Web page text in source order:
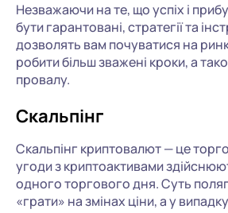
Незважаючи на те, що успіх і
бути гарантовані, стратегії та
дозволять вам почуватися на
робити більш зважені кроки, а
провалу.
Скальпінг
Скальпінг криптовалют — це
угоди з криптоактивами
одного торгового дня. Суть
«грати» на змінах ціни, а у